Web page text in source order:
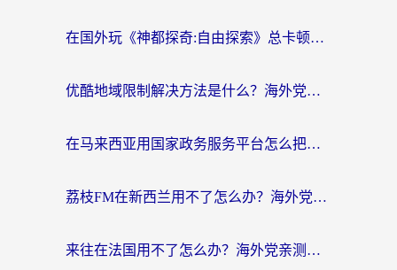
在国外玩《神都探奇:自由探索》总卡顿？3个实用技巧解决海外党追剧、社交、游戏难题
优酷地域限制解决方法是什么？海外党亲测有效的回国加速指南
在马来西亚用国家政务服务平台怎么把定位修改到中国国内？海外党解决数字壁垒的实用指南
荔枝FM在新西兰用不了怎么办？海外党必看的回国加速解决方案
来往在法国用不了怎么办？海外党亲测有效的回国加速指南